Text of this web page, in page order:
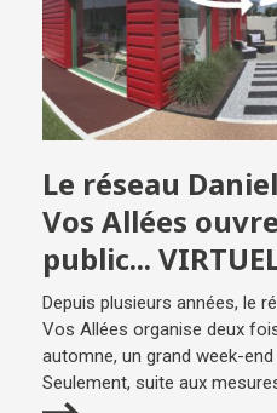
Le réseau
Vos Allées
public...
Depuis plusieurs années, le
Vos Allées organise deux
automne, un grand week-
Seulement, suite aux